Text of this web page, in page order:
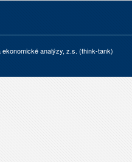
analýzy, z.s. (think-tank)